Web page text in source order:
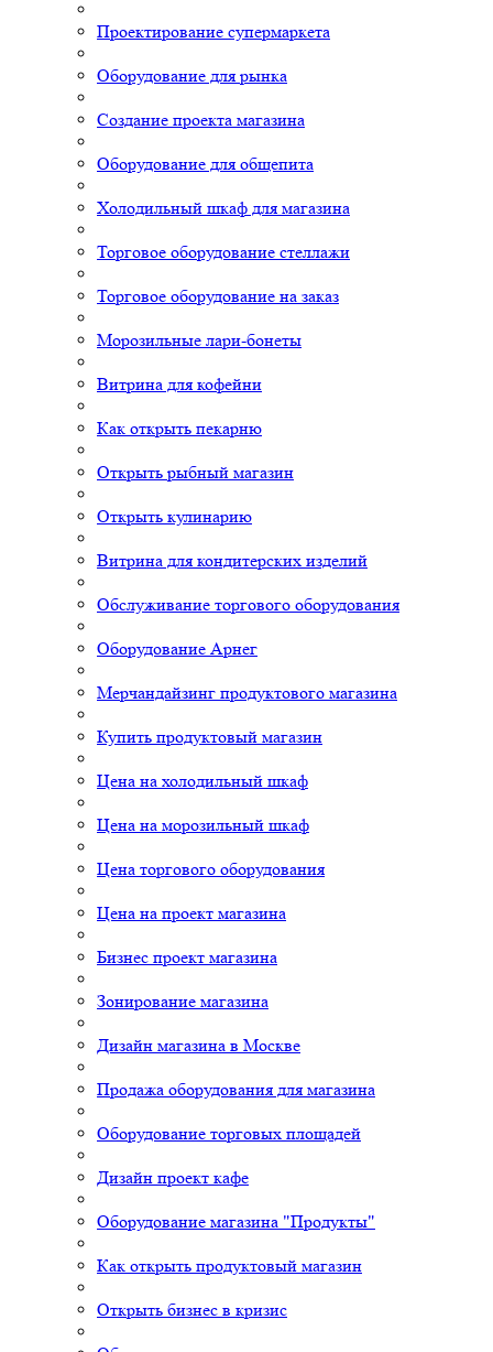
Проектирование супермаркета
Оборудование для рынка
Создание проекта магазина
Оборудование для общепита
Холодильный шкаф для магазина
Торговое оборудование стеллажи
Торговое оборудование на заказ
Морозильные лари-бонеты
Витрина для кофейни
Как открыть пекарню
Открыть рыбный магазин
Открыть кулинарию
Витрина для кондитерских изделий
Обслуживание торгового оборудования
Оборудование Арнег
Мерчандайзинг продуктового магазина
Купить продуктовый магазин
Цена на холодильный шкаф
Цена на морозильный шкаф
Цена торгового оборудования
Цена на проект магазина
Бизнес проект магазина
Зонирование магазина
Дизайн магазина в Москве
Продажа оборудования для магазина
Оборудование торговых площадей
Дизайн проект кафе
Оборудование магазина "Продукты"
Как открыть продуктовый магазин
Открыть бизнес в кризис